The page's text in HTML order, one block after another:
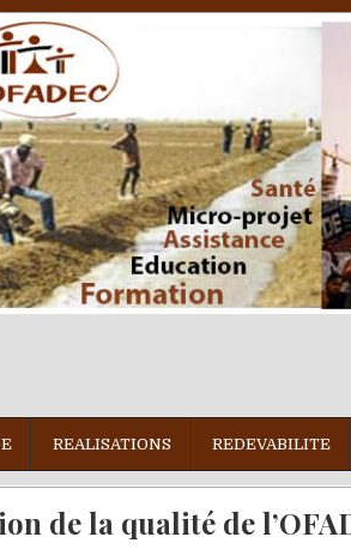
REALISATIONS REDEVABILITE
de la qualité de